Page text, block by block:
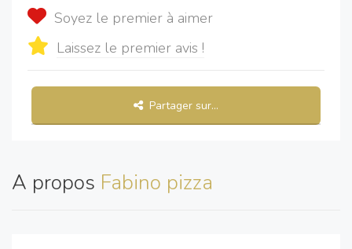
Soyez le premier à aimer
Laissez le premier avis !
Partager sur...
A propos Fabino pizza